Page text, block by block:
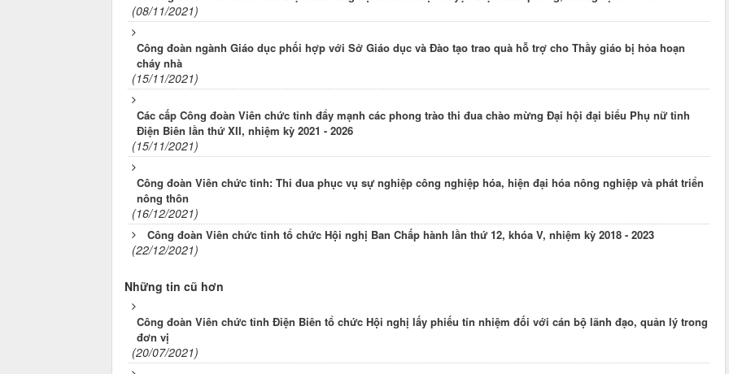
(08/11/2021)
Công đoàn ngành Giáo dục phối hợp với Sở Giáo dục và Đào tạo trao quà hỗ trợ cho Thầy giáo bị hỏa hoạn
cháy nhà
(15/11/2021)
Các cấp Công đoàn Viên chức tỉnh đẩy mạnh các phong trào thi đua chào mừng Đại hội đại biểu Phụ nữ tỉnh
Điện Biên lần thứ XII, nhiệm kỳ 2021 - 2026
(15/11/2021)
Công đoàn Viên chức tỉnh: Thi đua phục vụ sự nghiệp công nghiệp hóa, hiện đại hóa nông nghiệp và phát triển
nông thôn
(16/12/2021)
Công đoàn Viên chức tỉnh tổ chức Hội nghị Ban Chấp hành lần thứ 12, khóa V, nhiệm kỳ 2018 - 2023
(22/12/2021)
Những tin cũ hơn
Công đoàn Viên chức tỉnh Điện Biên tổ chức Hội nghị lấy phiếu tín nhiệm đối với cán bộ lãnh đạo, quản lý trong
đơn vị
(20/07/2021)